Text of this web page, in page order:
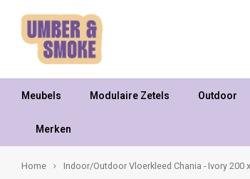
Meubels Modulaire Zetels Outdoor
Merken
Home Indoor/Outdoor Vloerkleed Chania - Ivory 200